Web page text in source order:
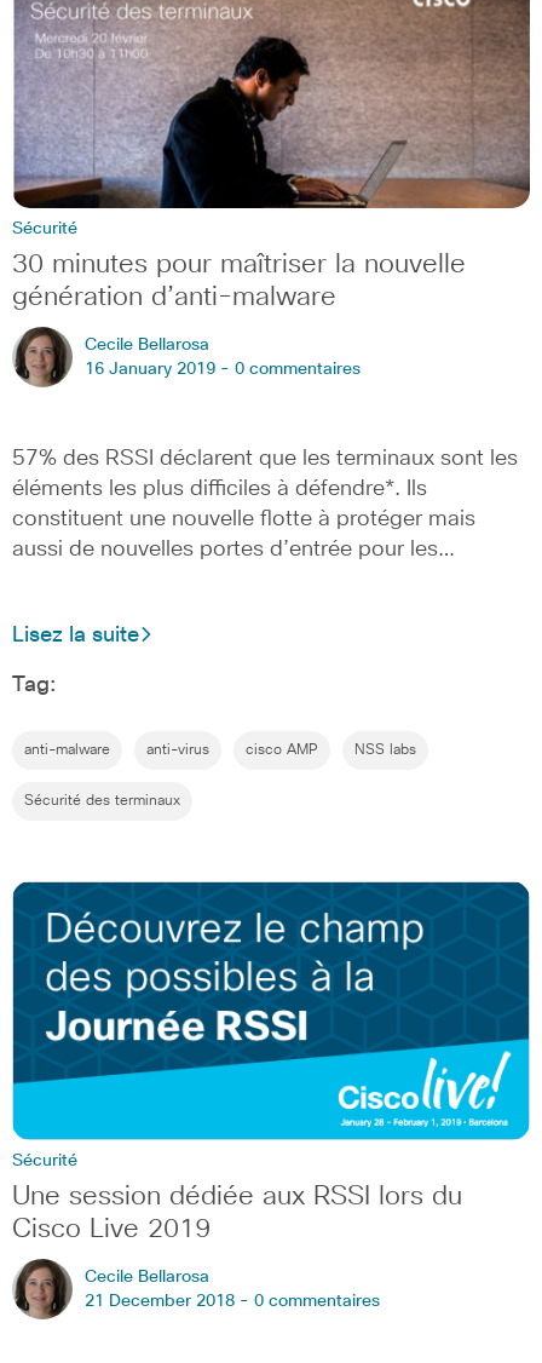
Sécurité
30 minutes pour maîtriser la nouvelle
génération d’anti-malware
Cecile Bellarosa
16 January 2019 - 0 commentaires
57% des RSSI déclarent que les terminaux sont les
éléments les plus difficiles à défendre*. Ils
constituent une nouvelle flotte à protéger mais
aussi de nouvelles portes d’entrée pour les…
Lisez la suite
Tag:
anti-malware anti-virus cisco AMP NSS labs
Sécurité des terminaux
Sécurité
Une session dédiée aux RSSI lors du
Cisco Live 2019
Cecile Bellarosa
21 December 2018 - 0 commentaires